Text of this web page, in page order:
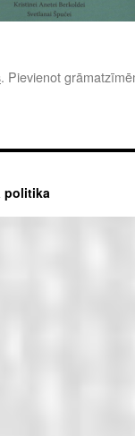
. Pievienot
politika